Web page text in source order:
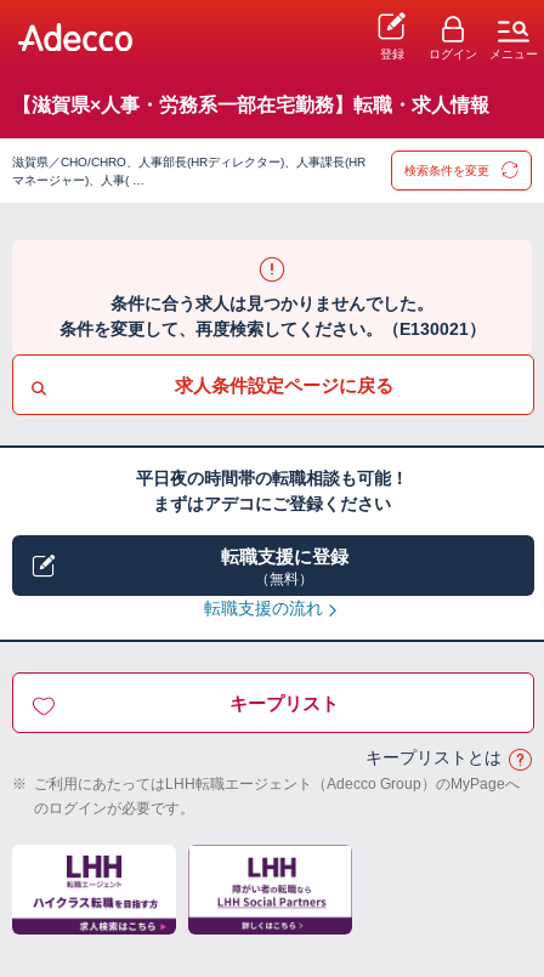
登録 ログイン メニュー
【滋賀県×人事・労務系一部在宅勤務】転職・求人情報
滋賀県／CHO/CHRO、人事部長(HRディレクター)、人事課長(HR
マネージャー)、人事( …
検索条件を変更
条件に合う求人は見つかりませんでした。
条件を変更して、再度検索してください。（E130021）
求人条件設定ページに戻る
平日夜の時間帯の転職相談も可能！
まずはアデコにご登録ください
転職支援に登録
（無料）
転職支援の流れ
キープリスト
キープリストとは
※ ご利用にあたってはLHH転職エージェント（Adecco Group）のMyPageへ
のログインが必要です。